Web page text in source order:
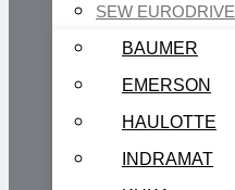
SEW EURODRIVE
BAUMER
EMERSON
HAULOTTE
INDRAMAT